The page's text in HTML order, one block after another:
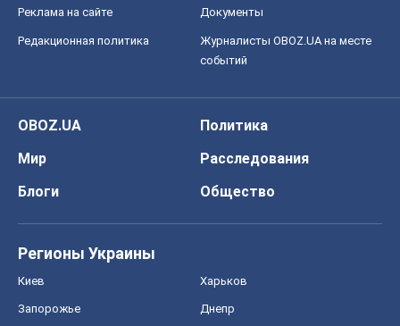
Реклама на сайте Документы
Редакционная политика
Журналисты OBOZ.UA на месте
событий
OBOZ.UA
Политика
Мир
Расследования
Блоги
Общество
Регионы Украины
Киев Харьков
Запорожье Днепр